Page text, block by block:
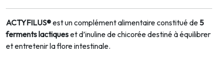
ACTYFILUS®est un complément alimentaire constitué de 5
ferments lactiqueset d’inuline de chicorée destiné à équilibrer
et entretenir la flore intestinale.